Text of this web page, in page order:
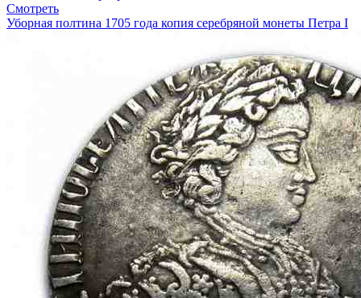
Смотреть
Уборная полтина 1705 года копия серебряной монеты Петра I